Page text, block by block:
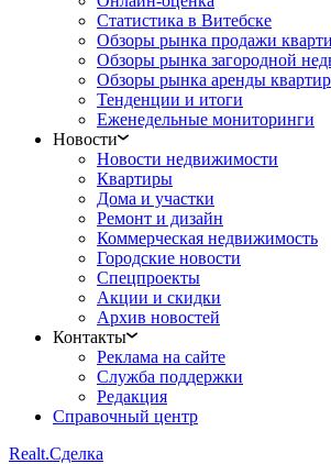
Статистика в Витебске
Обзоры рынка продажи
Обзоры рынка загородной
Обзоры рынка аренды квартир
Тенденции и итоги
Еженедельные мониторинги
Новости
Новости недвижимости
Квартиры
Дома и участки
Ремонт и дизайн
Коммерческая недвижимость
Городские новости
Спецпроекты
Акции и скидки
Архив новостей
Контакты
Реклама на сайте
Служба поддержки
Редакция
Справочный центр
Realt.Сделка